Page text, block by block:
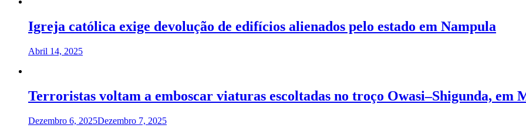
Igreja católica exige devolução de edifícios alienados pelo estado em Nampula
Abril 14, 2025
Terroristas voltam a emboscar viaturas escoltadas no troço Owasi–Shigunda, em
Dezembro 6, 2025Dezembro 7, 2025